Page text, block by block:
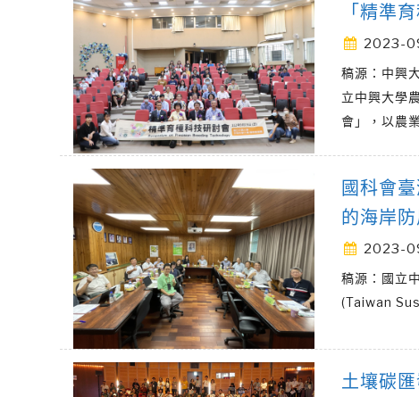
「精準
2023-
稿源：中興
立中興大學
會」，以農
國科會
的海岸
2023-
稿源：國立
(Taiwan
土壤碳